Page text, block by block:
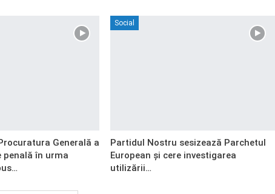
Generală a
în urma
Social
Partidul Nostru sesizează Parchetul
European și cere investigarea
utilizării…